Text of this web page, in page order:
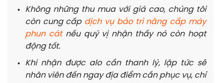
Không những thu mua với giá cao, chúng tôi
còn cung cấp dịch vụ bảo trì nâng cấp máy
phun cátnếu quý vị nhận thấy nó còn hoạt
động tốt.
Khi nhận được alo cần thanh lý, lập tức sẽ
nhân viên đến ngay địa điểm cần phục vụ, chỉ